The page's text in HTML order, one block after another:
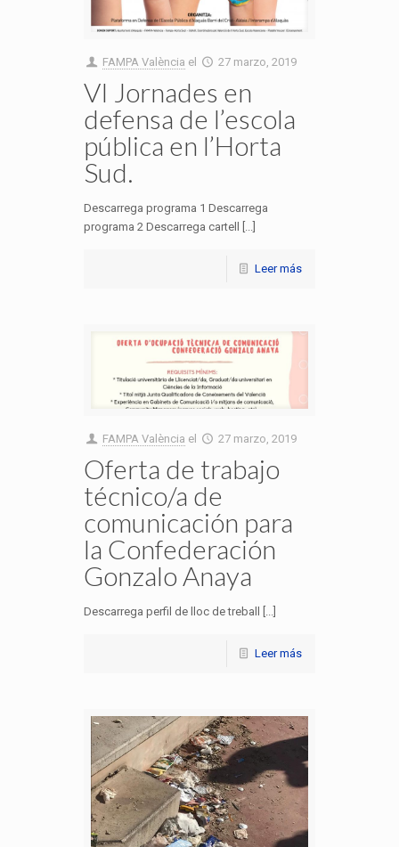
FAMPA València el 27 marzo, 2019
VI Jornades en
defensa de l’escola
pública en l’Horta
Sud.
Descarrega programa 1 Descarrega
programa 2 Descarrega cartell [...]
Leer más
FAMPA València el 27 marzo, 2019
Oferta de trabajo
técnico/a de
comunicación para
la Confederación
Gonzalo Anaya
Descarrega perfil de lloc de treball [...]
Leer más